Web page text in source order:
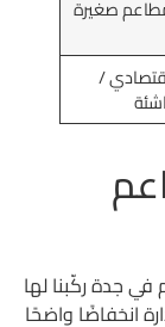
صغيرة
/
في جدة ركّبنا لها
انخفاضًا واضحًا